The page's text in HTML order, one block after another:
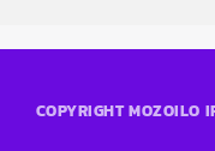
COPYRIGHT MOZOILO